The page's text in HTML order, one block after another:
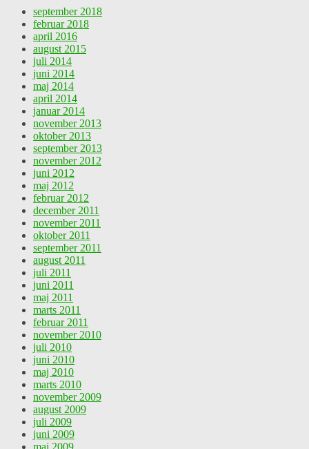
september 2018
februar 2018
april 2016
august 2015
juli 2014
juni 2014
maj 2014
april 2014
januar 2014
november 2013
oktober 2013
september 2013
november 2012
juni 2012
maj 2012
februar 2012
december 2011
november 2011
oktober 2011
september 2011
august 2011
juli 2011
juni 2011
maj 2011
marts 2011
februar 2011
november 2010
juli 2010
juni 2010
maj 2010
marts 2010
november 2009
august 2009
juli 2009
juni 2009
maj 2009